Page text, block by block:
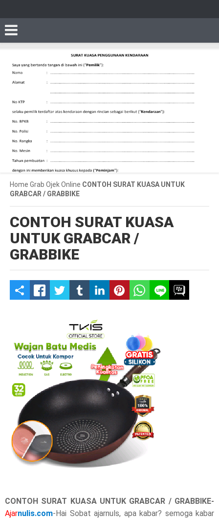
Home Grab Ojek Online CONTOH SURAT KUASA UNTUK
GRABCAR / GRABBIKE
CONTOH SURAT KUASA
UNTUK GRABCAR /
GRABBIKE
S
t
s
s
CONTOH SURAT KUASA UNTUK GRABCAR / GRABBIKE-
Ajarnulis.com-Hai Sobat ajarnuls, apa kabar? semoga kabar